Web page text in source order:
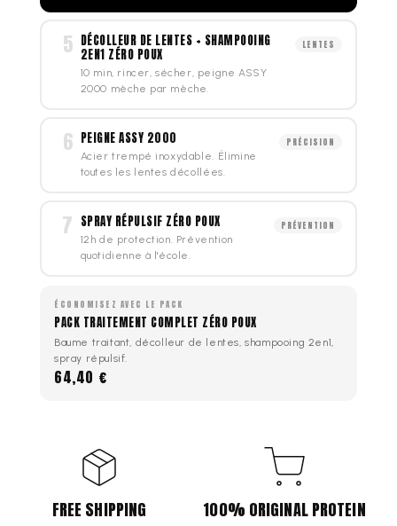
5 DÉCOLLEUR DE LENTES + SHAMPOOING
2EN1 ZÉRO POUX
10 min, rincer, sécher, peigne ASSY
2000 mèche par mèche.
LENTES
6 PEIGNE ASSY 2000
Acier trempé inoxydable. Élimine
toutes les lentes décollées.
PRÉCISION
7 SPRAY RÉPULSIF ZÉRO POUX
12h de protection. Prévention
quotidienne à l'école.
PRÉVENTION
ÉCONOMISEZ AVEC LE PACK
PACK TRAITEMENT COMPLET ZÉRO POUX
Baume traitant, décolleur de lentes, shampooing 2en1,
spray répulsif.
64,40 €
FREE SHIPPING 100% ORIGINAL PROTEIN